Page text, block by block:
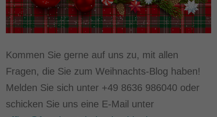
Kommen Sie gerne auf uns zu, mit allen
Fragen, die Sie zum Weihnachts-Blog haben!
Melden Sie sich unter +49 8636 986040 oder
schicken Sie uns eine E-Mail unter